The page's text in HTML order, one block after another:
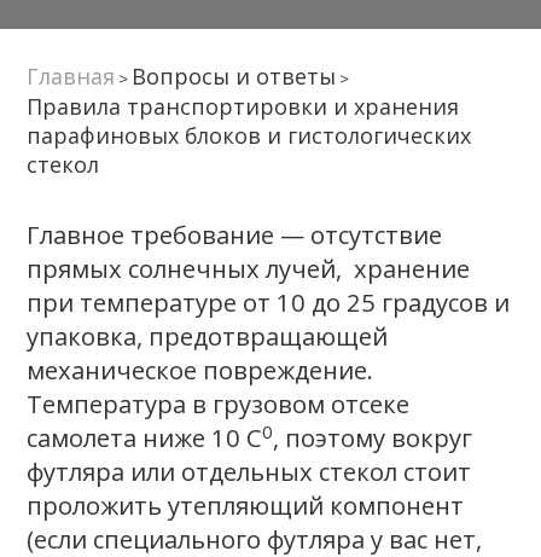
Главная > Вопросы и ответы >
Правила транспортировки и хранения
парафиновых блоков и гистологических
стекол
Главное требование — отсутствие
прямых солнечных лучей, хранение
при температуре от 10 до 25 градусов и
упаковка, предотвращающей
механическое повреждение.
Температура в грузовом отсеке
самолета ниже 10 C0, поэтому вокруг
футляра или отдельных стекол стоит
проложить утепляющий компонент
(если специального футляра у вас нет,